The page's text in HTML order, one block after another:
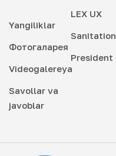
Yangiliklar
Фотогаларея
Videogalereya
Savollar va
javoblar
LEX UX
Sanitation
President